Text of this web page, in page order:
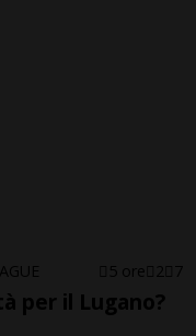
5 ore 2 7
per il Lugano?